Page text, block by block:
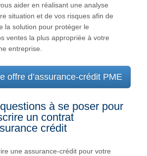
aider en réalisant une analyse
situation et de vos risques afin de
la solution pour protéger le
ventes la plus appropriée à votre
entreprise.
offre d’assurance-crédit PME
à se poser pour
un contrat
crédit
une assurance-crédit pour votre